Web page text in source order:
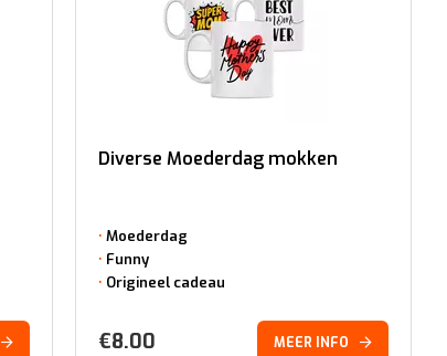
Diverse Moederdag mokken
Moederdag
Funny
Origineel cadeau
€8.00 MEER INFO